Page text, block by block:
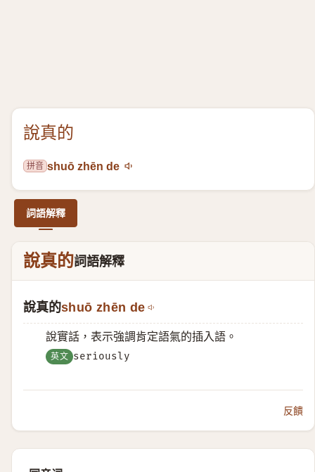
說真的
拼音 shuō zhēn de
詞語解釋
說真的詞語解釋
說真的shuō zhēn de
說實話，表示強調肯定語氣的插入語。
英文 seriously
反饋